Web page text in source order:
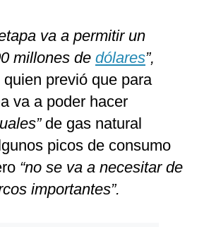
va a permitir un
millones de dólares”,
previó que para
va a poder hacer
de gas natural
picos de consumo
“no se va a necesitar de
importantes”.